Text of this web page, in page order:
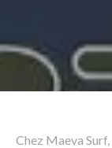
Chez Maeva Surf,